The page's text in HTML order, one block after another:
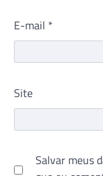
E-mail *
Site
Salvar meus